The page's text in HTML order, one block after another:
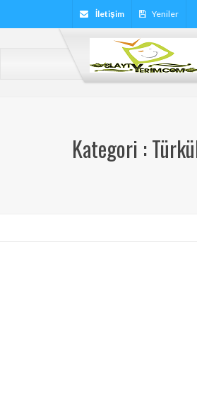
İletişim Yeniler
Kategori :